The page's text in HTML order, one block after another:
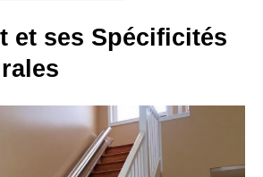
et ses Spécificités